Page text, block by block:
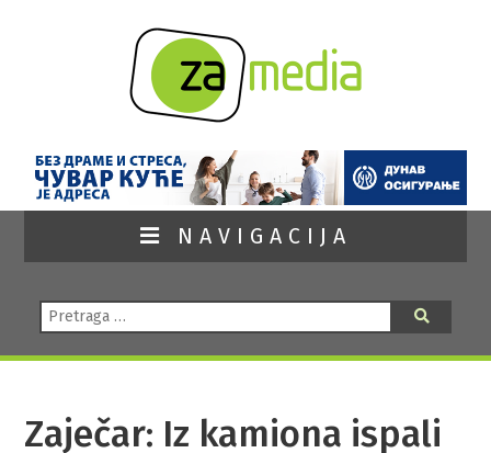
NAVIGACIJA
Pretraga:
Zaječar: Iz kamiona ispali